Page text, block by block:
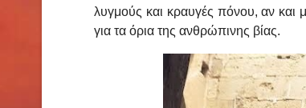
λυγμούς και κραυγές πόνου, αν και
για τα όρια της ανθρώπινης βίας.